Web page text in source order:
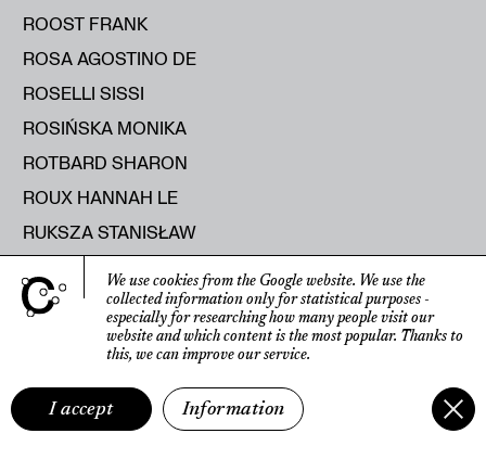
ROOST FRANK
ROSA AGOSTINO DE
ROSELLI SISSI
ROSIŃSKA MONIKA
ROTBARD SHARON
ROUX HANNAH LE
RUKSZA STANISŁAW
RUNTING HELEN
RUSAK MARYIA
RUSECKA KATERYNA
RUTKOWSKI ROMAN
We use cookies from the Google website. We use the
collected information only for statistical purposes -
especially for researching how many people visit our
website and which content is the most popular. Thanks to
this, we can improve our service.
I accept Information